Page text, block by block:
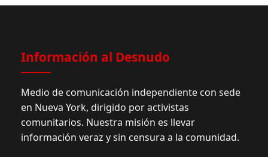
Información al Desnudo
Medio de comunicación independiente con sede
en Nueva York, dirigido por activistas
comunitarios. Nuestra misión es llevar
información veraz y sin censura a la comunidad.